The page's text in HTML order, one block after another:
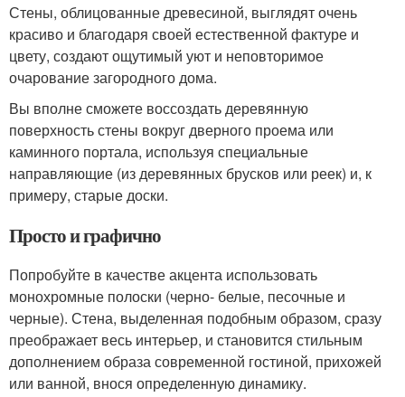
Стены, облицованные древесиной, выглядят очень
красиво и благодаря своей естественной фактуре и
цвету, создают ощутимый уют и неповторимое
очарование загородного дома.
Вы вполне сможете воссоздать деревянную
поверхность стены вокруг дверного проема или
каминного портала, используя специальные
направляющие (из деревянных брусков или реек) и, к
примеру, старые доски.
Просто и графично
Попробуйте в качестве акцента использовать
монохромные полоски (черно- белые, песочные и
черные). Стена, выделенная подобным образом, сразу
преображает весь интерьер, и становится стильным
дополнением образа современной гостиной, прихожей
или ванной, внося определенную динамику.